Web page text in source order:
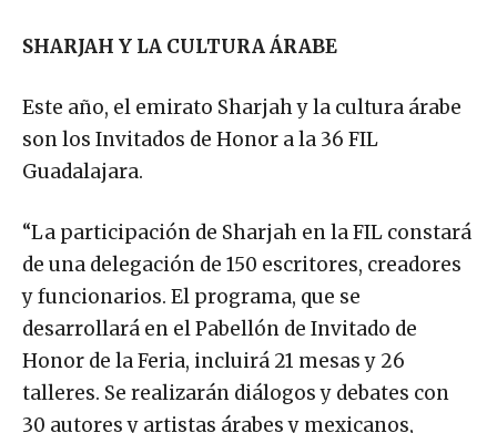
SHARJAH Y LA CULTURA ÁRABE
Este año, el emirato Sharjah y la cultura árabe
son los Invitados de Honor a la 36 FIL
Guadalajara.
“La participación de Sharjah en la FIL constará
de una delegación de 150 escritores, creadores
y funcionarios. El programa, que se
desarrollará en el Pabellón de Invitado de
Honor de la Feria, incluirá 21 mesas y 26
talleres. Se realizarán diálogos y debates con
30 autores y artistas árabes y mexicanos,